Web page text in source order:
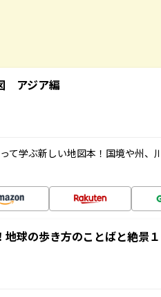
アジア編
て学ぶ新しい地図本！国境や州、
球の歩き方のことばと絶景